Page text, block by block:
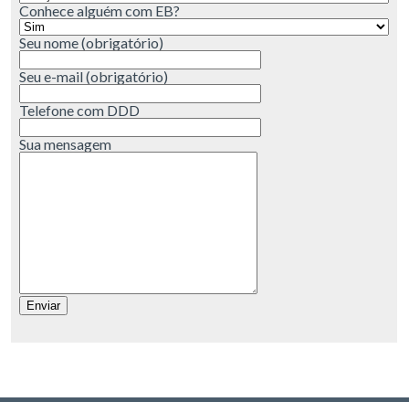
Conhece alguém com EB?
Seu nome (obrigatório)
Seu e-mail (obrigatório)
Telefone com DDD
Sua mensagem